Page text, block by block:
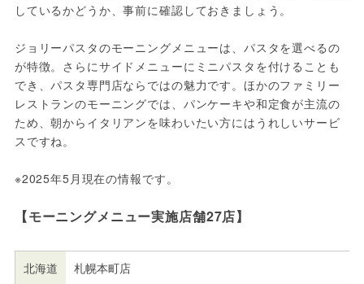
しているかどうか、事前に確認しておきましょう。
ジョリーパスタのモーニングメニューは、パスタを選べるの
が特徴。さらにサイドメニューにミニパスタを付けることも
でき、パスタ専門店ならではの魅力です。ほかのファミリー
レストランのモーニングでは、パンケーキや和定食が主流の
ため、朝からイタリアンを味わいたい方にはうれしいサービ
スですね。
※2025年5月現在の情報です。
【モーニングメニュー実施店舗27店】
北海道 札幌本町店